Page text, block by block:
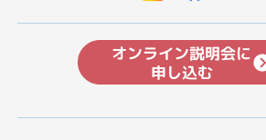
オンライン説明会に
申し込む